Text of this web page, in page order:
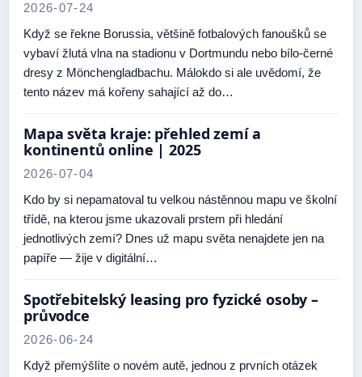
2026-07-24
Když se řekne Borussia, většině fotbalových fanoušků se
vybaví žlutá vlna na stadionu v Dortmundu nebo bílo-černé
dresy z Mönchengladbachu. Málokdo si ale uvědomí, že
tento název má kořeny sahající až do…
Mapa světa kraje: přehled zemí a
kontinentů online | 2025
2026-07-04
Kdo by si nepamatoval tu velkou nástěnnou mapu ve školní
třídě, na kterou jsme ukazovali prstem při hledání
jednotlivých zemí? Dnes už mapu světa nenajdete jen na
papíře — žije v digitální…
Spotřebitelský leasing pro fyzické osoby –
průvodce
2026-06-24
Když přemýšlíte o novém autě, jednou z prvních otázek